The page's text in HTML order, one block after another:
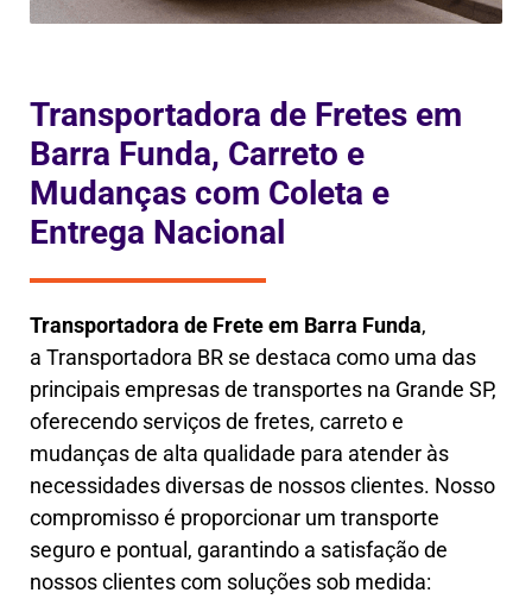
Transportadora de Fretes em
Barra Funda, Carreto e
Mudanças com Coleta e
Entrega Nacional
Transportadora de Frete em Barra Funda,
a Transportadora BR se destaca como uma das
principais empresas de transportes na Grande SP,
oferecendo serviços de fretes, carreto e
mudanças de alta qualidade para atender às
necessidades diversas de nossos clientes. Nosso
compromisso é proporcionar um transporte
seguro e pontual, garantindo a satisfação de
nossos clientes com soluções sob medida: